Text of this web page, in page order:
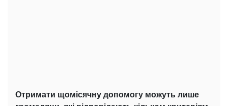
Отримати щомісячну допомогу можуть лише